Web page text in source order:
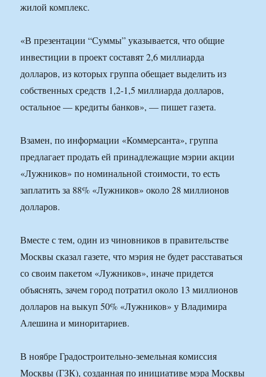
жилой комплекс.
«В презентации “Суммы” указывается, что общие
инвестиции в проект составят 2,6 миллиарда
долларов, из которых группа обещает выделить из
собственных средств 1,2-1,5 миллиарда долларов,
остальное — кредиты банков», — пишет газета.
Взамен, по информации «Коммерсанта», группа
предлагает продать ей принадлежащие мэрии акции
«Лужников» по номинальной стоимости, то есть
заплатить за 88% «Лужников» около 28 миллионов
долларов.
Вместе с тем, один из чиновников в правительстве
Москвы сказал газете, что мэрия не будет расставаться
со своим пакетом «Лужников», иначе придется
объяснять, зачем город потратил около 13 миллионов
долларов на выкуп 50% «Лужников» у Владимира
Алешина и миноритариев.
В ноябре Градостроительно-земельная комиссия
Москвы (ГЗК), созданная по инициативе мэра Москвы